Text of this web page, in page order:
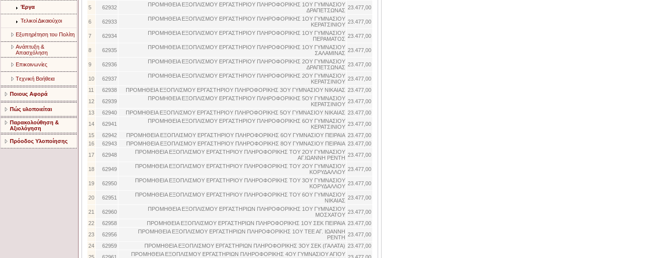
Έργα
Τελικοί Δικαιούχοι
Eξυπηρέτηση του Πολίτη
Aνάπτυξη &
Aπασχόληση
Eπικοινωνίες
Tεχνική Bοήθεια
Ποιους Αφορά
Πώς υλοποιείται
Παρακολούθηση &
Αξιολόγηση
Πρόοδος Υλοποίησης
5
62932
ΠΡΟΜΗΘΕΙΑ ΕΞΟΠΛΙΣΜΟΥ ΕΡΓΑΣΤΗΡΙΟΥ ΠΛΗΡΟΦΟΡΙΚΗΣ 1ΟΥ ΓΥΜΝΑΣΙΟΥ
ΔΡΑΠΕΤΣΩΝΑΣ 23.477,00
6 62933
ΠΡΟΜΗΘΕΙΑ ΕΞΟΠΛΙΣΜΟΥ ΕΡΓΑΣΤΗΡΙΟΥ ΠΛΗΡΟΦΟΡΙΚΗΣ 1ΟΥ ΓΥΜΝΑΣΙΟΥ
ΚΕΡΑΤΣΙΝΙΟΥ 23.477,00
7 62934
ΠΡΟΜΗΘΕΙΑ ΕΞΟΠΛΙΣΜΟΥ ΕΡΓΑΣΤΗΡΙΟΥ ΠΛΗΡΟΦΟΡΙΚΗΣ 1ΟΥ ΓΥΜΝΑΣΙΟΥ
ΠΕΡΑΜΑΤΟΣ 23.477,00
8 62935
ΠΡΟΜΗΘΕΙΑ ΕΞΟΠΛΙΣΜΟΥ ΕΡΓΑΣΤΗΡΙΟΥ ΠΛΗΡΟΦΟΡΙΚΗΣ 1ΟΥ ΓΥΜΝΑΣΙΟΥ
ΣΑΛΑΜΙΝΑΣ 23.477,00
9 62936
ΠΡΟΜΗΘΕΙΑ ΕΞΟΠΛΙΣΜΟΥ ΕΡΓΑΣΤΗΡΙΟΥ ΠΛΗΡΟΦΟΡΙΚΗΣ 2ΟΥ ΓΥΜΝΑΣΙΟΥ
ΔΡΑΠΕΤΣΩΝΑΣ 23.477,00
10 62937
ΠΡΟΜΗΘΕΙΑ ΕΞΟΠΛΙΣΜΟΥ ΕΡΓΑΣΤΗΡΙΟΥ ΠΛΗΡΟΦΟΡΙΚΗΣ 2ΟΥ ΓΥΜΝΑΣΙΟΥ
ΚΕΡΑΤΣΙΝΙΟΥ 23.477,00
11
62938 ΠΡΟΜΗΘΕΙΑ ΕΞΟΠΛΙΣΜΟΥ ΕΡΓΑΣΤΗΡΙΟΥ ΠΛΗΡΟΦΟΡΙΚΗΣ 3ΟΥ ΓΥΜΝΑΣΙΟΥ ΝΙΚΑΙΑΣ 23.477,00
12
62939
ΠΡΟΜΗΘΕΙΑ ΕΞΟΠΛΙΣΜΟΥ ΕΡΓΑΣΤΗΡΙΟΥ ΠΛΗΡΟΦΟΡΙΚΗΣ 5ΟΥ ΓΥΜΝΑΣΙΟΥ
ΚΕΡΑΤΣΙΝΙΟΥ 23.477,00
13
62940 ΠΡΟΜΗΘΕΙΑ ΕΞΟΠΛΙΣΜΟΥ ΕΡΓΑΣΤΗΡΙΟΥ ΠΛΗΡΟΦΟΡΙΚΗΣ 5ΟΥ ΓΥΜΝΑΣΙΟΥ ΝΙΚΑΙΑΣ 23.477,00
14
62941
ΠΡΟΜΗΘΕΙΑ ΕΞΟΠΛΙΣΜΟΥ ΕΡΓΑΣΤΗΡΙΟΥ ΠΛΗΡΟΦΟΡΙΚΗΣ 6ΟΥ ΓΥΜΝΑΣΙΟΥ
ΚΕΡΑΤΣΙΝΙΟΥ 23.477,00
15
62942 ΠΡΟΜΗΘΕΙΑ ΕΞΟΠΛΙΣΜΟΥ ΕΡΓΑΣΤΗΡΙΟΥ ΠΛΗΡΟΦΟΡΙΚΗΣ 6ΟΥ ΓΥΜΝΑΣΙΟΥ ΠΕΙΡΑΙΑ 23.477,00
16
62943 ΠΡΟΜΗΘΕΙΑ ΕΞΟΠΛΙΣΜΟΥ ΕΡΓΑΣΤΗΡΙΟΥ ΠΛΗΡΟΦΟΡΙΚΗΣ 8ΟΥ ΓΥΜΝΑΣΙΟΥ ΠΕΙΡΑΙΑ 23.477,00
17
62948
ΠΡΟΜΗΘΕΙΑ ΕΞΟΠΛΙΣΜΟΥ ΕΡΓΑΣΤΗΡΙΟΥ ΠΛΗΡΟΦΟΡΙΚΗΣ ΤΟΥ 2ΟΥ ΓΥΜΝΑΣΙΟΥ
ΑΓ.ΙΩΑΝΝΗ ΡΕΝΤΗ 23.477,00
18 62949
ΠΡΟΜΗΘΕΙΑ ΕΞΟΠΛΙΣΜΟΥ ΕΡΓΑΣΤΗΡΙΟΥ ΠΛΗΡΟΦΟΡΙΚΗΣ ΤΟΥ 2ΟΥ ΓΥΜΝΑΣΙΟΥ
ΚΟΡΥΔΑΛΛΟΥ 23.477,00
19 62950
ΠΡΟΜΗΘΕΙΑ ΕΞΟΠΛΙΣΜΟΥ ΕΡΓΑΣΤΗΡΙΟΥ ΠΛΗΡΟΦΟΡΙΚΗΣ ΤΟΥ 3ΟΥ ΓΥΜΝΑΣΙΟΥ
ΚΟΡΥΔΑΛΛΟΥ 23.477,00
20 62951
ΠΡΟΜΗΘΕΙΑ ΕΞΟΠΛΙΣΜΟΥ ΕΡΓΑΣΤΗΡΙΟΥ ΠΛΗΡΟΦΟΡΙΚΗΣ ΤΟΥ 6ΟΥ ΓΥΜΝΑΣΙΟΥ
ΝΙΚΑΙΑΣ 23.477,00
21 62960
ΠΡΟΜΗΘΕΙΑ ΕΞΟΠΛΙΣΜΟΥ ΕΡΓΑΣΤΗΡΙΩΝ ΠΛΗΡΟΦΟΡΙΚΗΣ 1ΟΥ ΓΥΜΝΑΣΙΟΥ
ΜΟΣΧΑΤΟΥ 23.477,00
22
62958 ΠΡΟΜΗΘΕΙΑ ΕΞΟΠΛΙΣΜΟΥ ΕΡΓΑΣΤΗΡΙΩΝ ΠΛΗΡΟΦΟΡΙΚΗΣ 1ΟΥ ΣΕΚ ΠΕΙΡΑΙΑ 23.477,00
23
62956
ΠΡΟΜΗΘΕΙΑ ΕΞΟΠΛΙΣΜΟΥ ΕΡΓΑΣΤΗΡΙΩΝ ΠΛΗΡΟΦΟΡΙΚΗΣ 1ΟΥ ΤΕΕ ΑΓ. ΙΩΑΝΝΗ
ΡΕΝΤΗ 23.477,00
24
62959 ΠΡΟΜΗΘΕΙΑ ΕΞΟΠΛΙΣΜΟΥ ΕΡΓΑΣΤΗΡΙΩΝ ΠΛΗΡΟΦΟΡΙΚΗΣ 3ΟΥ ΣΕΚ (ΓΑΛΑΤΑ) 23.477,00
ΠΡΟΜΗΘΕΙΑ ΕΞΟΠΛΙΣΜΟΥ ΕΡΓΑΣΤΗΡΙΩΝ ΠΛΗΡΟΦΟΡΙΚΗΣ 4ΟΥ ΓΥΜΝΑΣΙΟΥ ΑΓΙΟΥ